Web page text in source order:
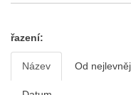
řazení:
Název Od